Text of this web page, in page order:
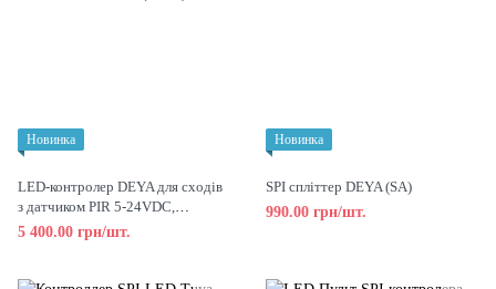
Новинка
LED-контролер DEYA для сходів
з датчиком PIR 5-24VDC,
1A*32CH (ES32)
5 400.00 грн/шт.
Новинка
SPI спліттер DEYA (SA)
990.00 грн/шт.